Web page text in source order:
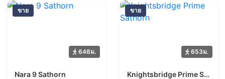
ขาย
646ม.
Nara 9 Sathorn
ขาย
653ม.
Knightsbridge Prime Sathorn